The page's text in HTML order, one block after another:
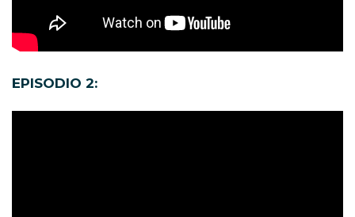
EPISODIO 2: